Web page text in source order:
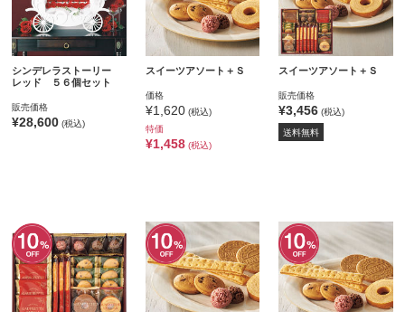
シンデレラストーリー
レッド ５６個セット
販売価格
¥28,600 (税込)
スイーツアソート＋Ｓ
価格
¥1,620(税込)
特価
¥1,458(税込)
スイーツアソート＋Ｓ
販売価格
¥3,456 (税込)
送料無料